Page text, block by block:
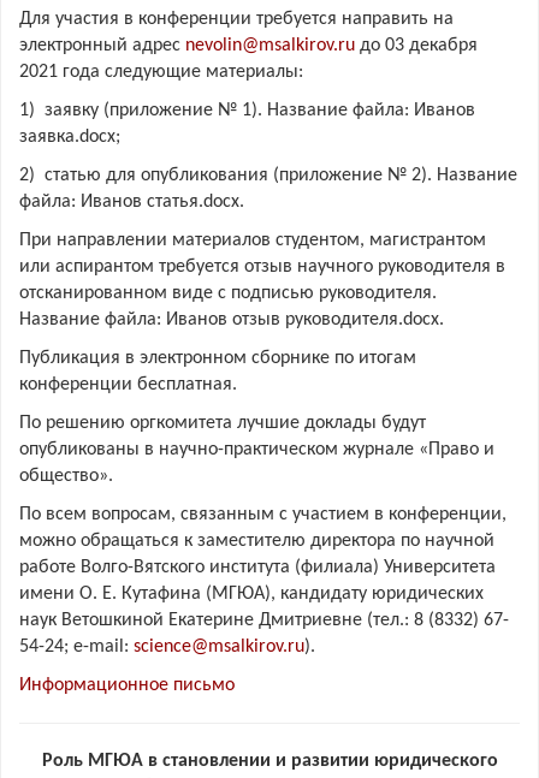
Для участия в конференции требуется направить на
электронный адрес nevolin@msalkirov.ru до 03 декабря
2021 года следующие материалы:
1) заявку (приложение № 1). Название файла: Иванов
заявка.docx;
2) статью для опубликования (приложение № 2). Название
файла: Иванов статья.docx.
При направлении материалов студентом, магистрантом
или аспирантом требуется отзыв научного руководителя в
отсканированном виде с подписью руководителя.
Название файла: Иванов отзыв руководителя.docx.
Публикация в электронном сборнике по итогам
конференции бесплатная.
По решению оргкомитета лучшие доклады будут
опубликованы в научно-практическом журнале «Право и
общество».
По всем вопросам, связанным с участием в конференции,
можно обращаться к заместителю директора по научной
работе Волго-Вятского института (филиала) Университета
имени О. Е. Кутафина (МГЮА), кандидату юридических
наук Ветошкиной Екатерине Дмитриевне (тел.: 8 (8332) 67-
54-24; e-mail: science@msalkirov.ru).
Информационное письмо
Роль МГЮА в становлении и развитии юридического